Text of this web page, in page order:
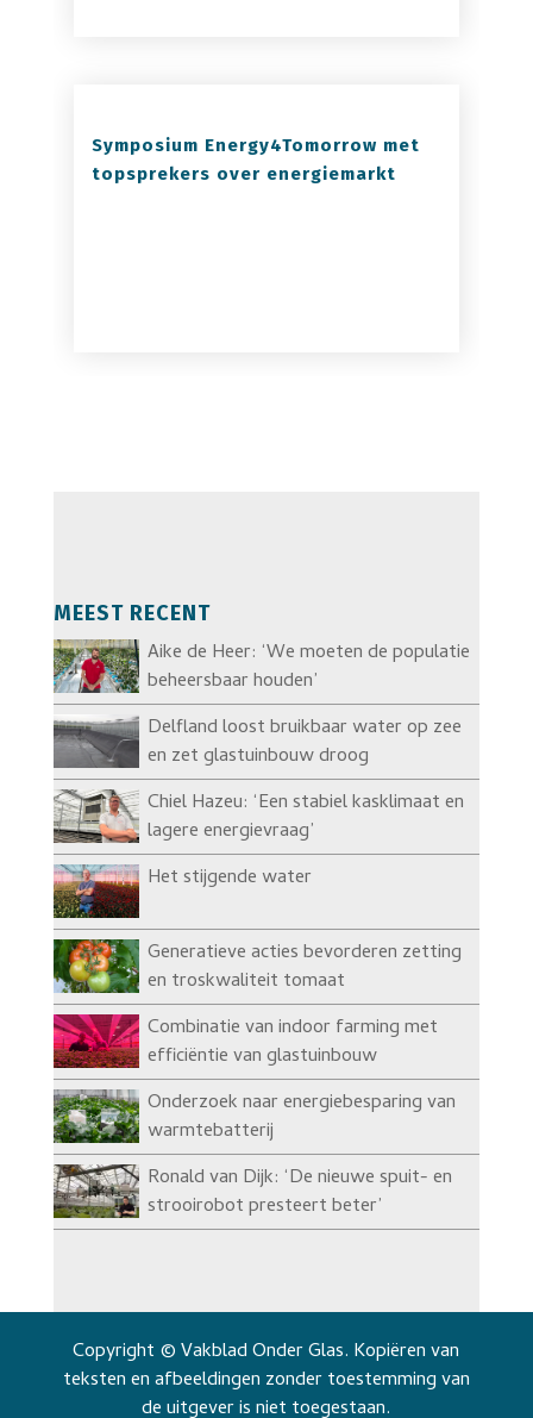
Symposium Energy4Tomorrow met
topsprekers over energiemarkt
MEEST RECENT
Aike de Heer: ‘We moeten de populatie
beheersbaar houden’
Delfland loost bruikbaar water op zee
en zet glastuinbouw droog
Chiel Hazeu: ‘Een stabiel kasklimaat en
lagere energievraag’
Het stijgende water
Generatieve acties bevorderen zetting
en troskwaliteit tomaat
Combinatie van indoor farming met
efficiëntie van glastuinbouw
Onderzoek naar energiebesparing van
warmtebatterij
Ronald van Dijk: ‘De nieuwe spuit- en
strooirobot presteert beter’
Copyright © Vakblad Onder Glas. Kopiëren van
teksten en afbeeldingen zonder toestemming van
de uitgever is niet toegestaan.